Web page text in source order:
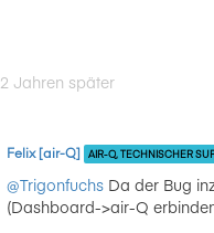
2 Jahren später
Felix [air-Q] AIR-Q, TECHNISCHER
@Trigonfuchs Da der Bug
(Dashboard->air-Q